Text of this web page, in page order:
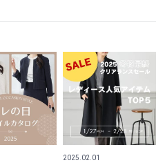
2025.02.01